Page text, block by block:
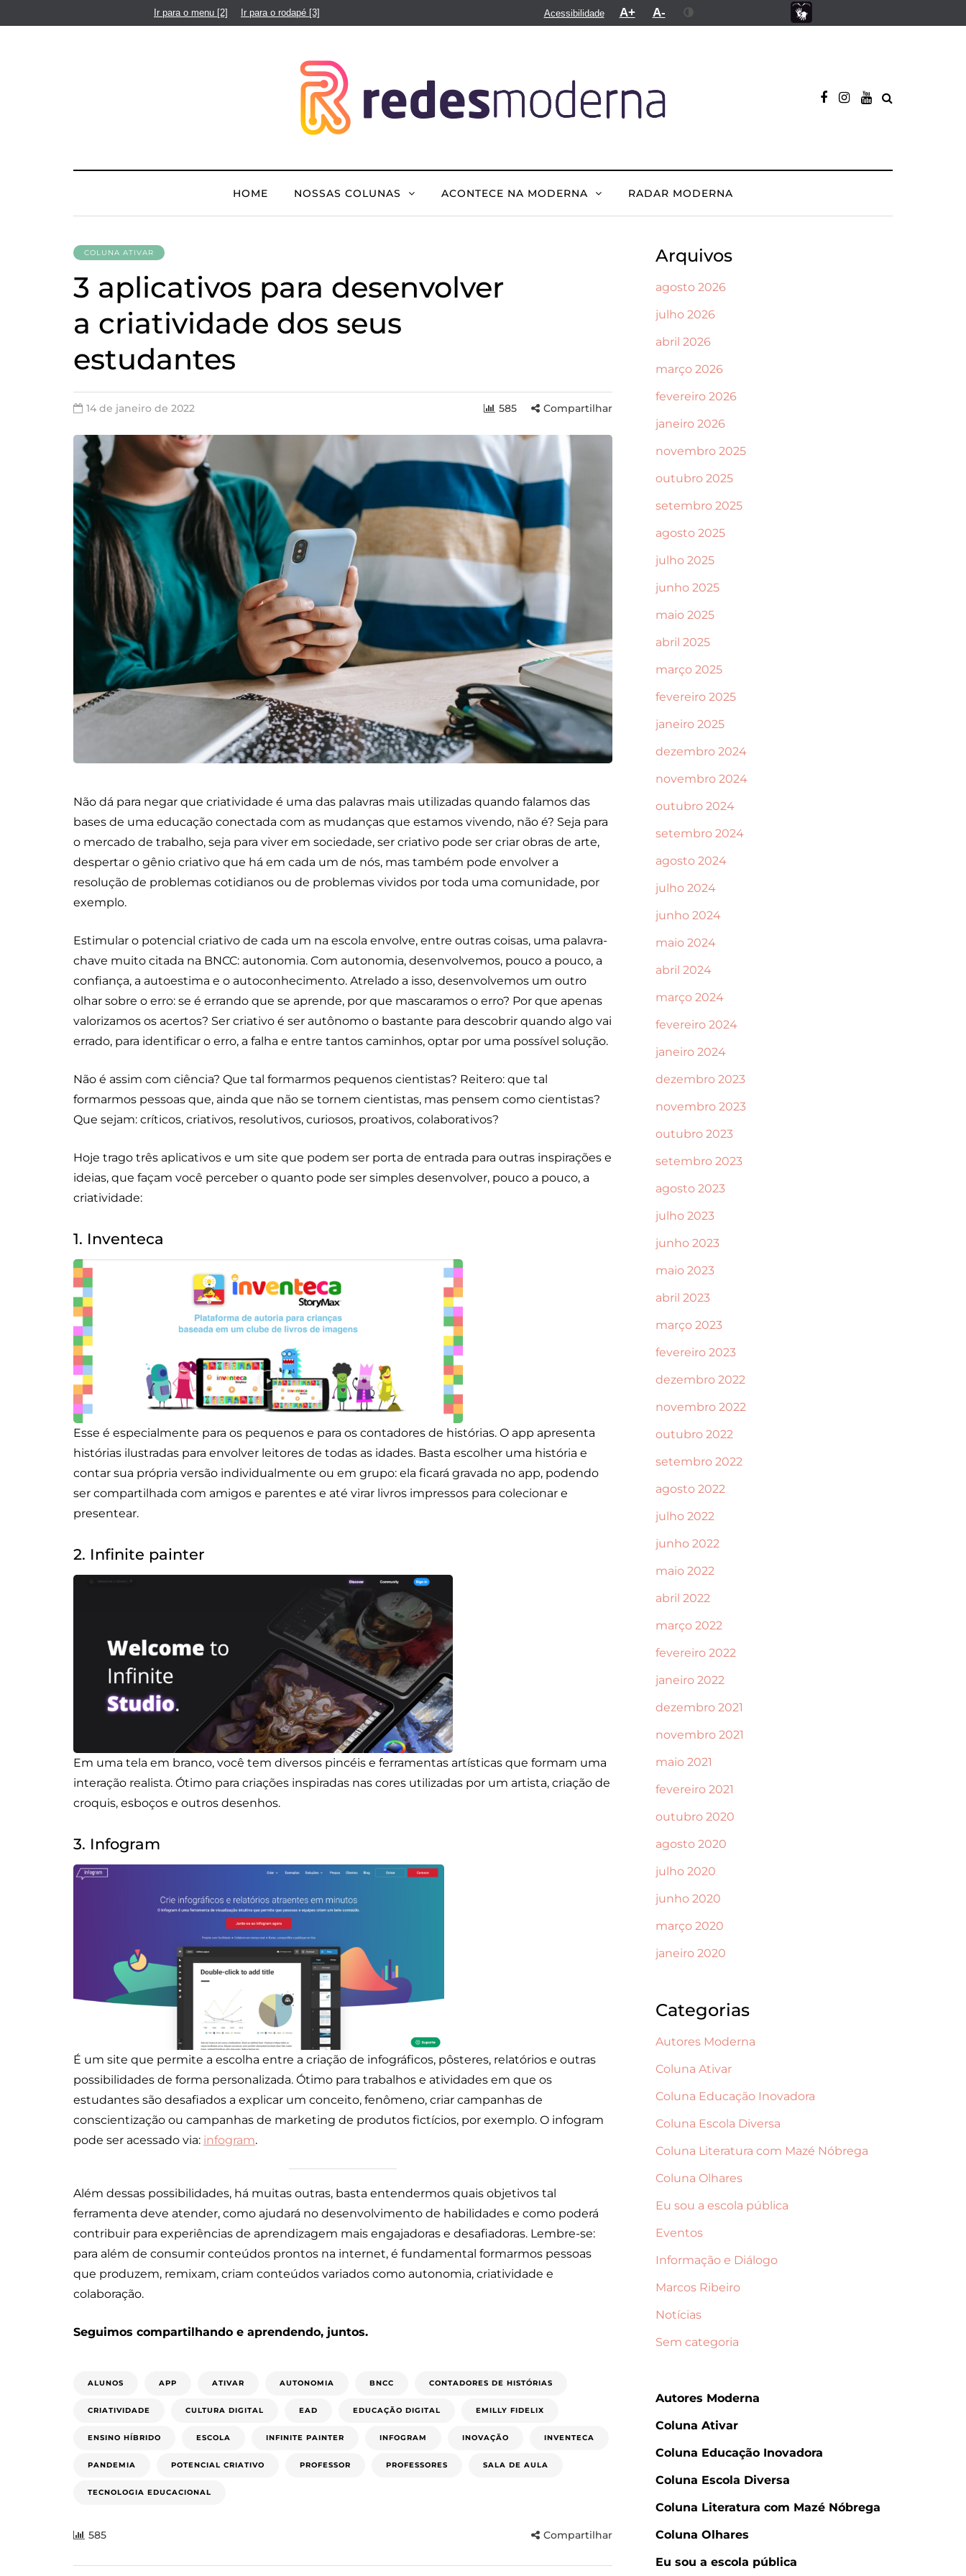
Ir para o menu [2] Ir para o rodapé [3] Acessibilidade A+ A-
HOME NOSSAS COLUNAS ACONTECE NA MODERNA RADAR MODERNA
COLUNA ATIVAR
3 aplicativos para desenvolver
a criatividade dos seus
estudantes
14 de janeiro de 2022 585 Compartilhar
Não dá para negar que criatividade é uma das palavras mais utilizadas quando falamos das
bases de uma educação conectada com as mudanças que estamos vivendo, não é? Seja para
o mercado de trabalho, seja para viver em sociedade, ser criativo pode ser criar obras de arte,
despertar o gênio criativo que há em cada um de nós, mas também pode envolver a
resolução de problemas cotidianos ou de problemas vividos por toda uma comunidade, por
exemplo.
Estimular o potencial criativo de cada um na escola envolve, entre outras coisas, uma palavra-
chave muito citada na BNCC: autonomia. Com autonomia, desenvolvemos, pouco a pouco, a
confiança, a autoestima e o autoconhecimento. Atrelado a isso, desenvolvemos um outro
olhar sobre o erro: se é errando que se aprende, por que mascaramos o erro? Por que apenas
valorizamos os acertos? Ser criativo é ser autônomo o bastante para descobrir quando algo vai
errado, para identificar o erro, a falha e entre tantos caminhos, optar por uma possível solução.
Não é assim com ciência? Que tal formarmos pequenos cientistas? Reitero: que tal
formarmos pessoas que, ainda que não se tornem cientistas, mas pensem como cientistas?
Que sejam: críticos, criativos, resolutivos, curiosos, proativos, colaborativos?
Hoje trago três aplicativos e um site que podem ser porta de entrada para outras inspirações e
ideias, que façam você perceber o quanto pode ser simples desenvolver, pouco a pouco, a
criatividade:
1. Inventeca
Esse é especialmente para os pequenos e para os contadores de histórias. O app apresenta
histórias ilustradas para envolver leitores de todas as idades. Basta escolher uma história e
contar sua própria versão individualmente ou em grupo: ela ficará gravada no app, podendo
ser compartilhada com amigos e parentes e até virar livros impressos para colecionar e
presentear.
2. Infinite painter
Em uma tela em branco, você tem diversos pincéis e ferramentas artísticas que formam uma
interação realista. Ótimo para criações inspiradas nas cores utilizadas por um artista, criação de
croquis, esboços e outros desenhos.
3. Infogram
É um site que permite a escolha entre a criação de infográficos, pôsteres, relatórios e outras
possibilidades de forma personalizada. Ótimo para trabalhos e atividades em que os
estudantes são desafiados a explicar um conceito, fenômeno, criar campanhas de
conscientização ou campanhas de marketing de produtos fictícios, por exemplo. O infogram
pode ser acessado via: infogram.
Além dessas possibilidades, há muitas outras, basta entendermos quais objetivos tal
ferramenta deve atender, como ajudará no desenvolvimento de habilidades e como poderá
contribuir para experiências de aprendizagem mais engajadoras e desafiadoras. Lembre-se:
para além de consumir conteúdos prontos na internet, é fundamental formarmos pessoas
que produzem, remixam, criam conteúdos variados como autonomia, criatividade e
colaboração.
Seguimos compartilhando e aprendendo, juntos.
ALUNOS APP ATIVAR AUTONOMIA BNCC CONTADORES DE HISTÓRIAS
CRIATIVIDADE CULTURA DIGITAL EAD EDUCAÇÃO DIGITAL EMILLY FIDELIX
ENSINO HÍBRIDO ESCOLA INFINITE PAINTER INFOGRAM INOVAÇÃO INVENTECA
PANDEMIA POTENCIAL CRIATIVO PROFESSOR PROFESSORES SALA DE AULA
TECNOLOGIA EDUCACIONAL
585 Compartilhar
Arquivos
agosto 2026
julho 2026
abril 2026
março 2026
fevereiro 2026
janeiro 2026
novembro 2025
outubro 2025
setembro 2025
agosto 2025
julho 2025
junho 2025
maio 2025
abril 2025
março 2025
fevereiro 2025
janeiro 2025
dezembro 2024
novembro 2024
outubro 2024
setembro 2024
agosto 2024
julho 2024
junho 2024
maio 2024
abril 2024
março 2024
fevereiro 2024
janeiro 2024
dezembro 2023
novembro 2023
outubro 2023
setembro 2023
agosto 2023
julho 2023
junho 2023
maio 2023
abril 2023
março 2023
fevereiro 2023
dezembro 2022
novembro 2022
outubro 2022
setembro 2022
agosto 2022
julho 2022
junho 2022
maio 2022
abril 2022
março 2022
fevereiro 2022
janeiro 2022
dezembro 2021
novembro 2021
maio 2021
fevereiro 2021
outubro 2020
agosto 2020
julho 2020
junho 2020
março 2020
janeiro 2020
Categorias
Autores Moderna
Coluna Ativar
Coluna Educação Inovadora
Coluna Escola Diversa
Coluna Literatura com Mazé Nóbrega
Coluna Olhares
Eu sou a escola pública
Eventos
Informação e Diálogo
Marcos Ribeiro
Notícias
Sem categoria
Autores Moderna
Coluna Ativar
Coluna Educação Inovadora
Coluna Escola Diversa
Coluna Literatura com Mazé Nóbrega
Coluna Olhares
Eu sou a escola pública